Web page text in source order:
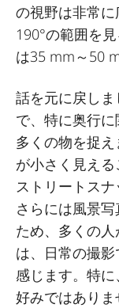
の視野は非常
190°の範囲を
は35 mm～50
話を元に戻し
で、特に奥行に
多くの物を捉
が小さく見え
ストリートスナ
さらには風景
ため、多くの
は、日常の撮
感じます。特
好みではあり